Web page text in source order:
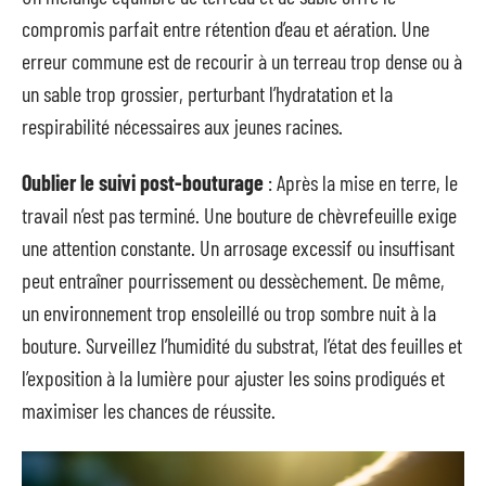
compromis parfait entre rétention d’eau et aération. Une
erreur commune est de recourir à un terreau trop dense ou à
un sable trop grossier, perturbant l’hydratation et la
respirabilité nécessaires aux jeunes racines.
Oublier le suivi post-bouturage : Après la mise en terre, le
travail n’est pas terminé. Une bouture de chèvrefeuille exige
une attention constante. Un arrosage excessif ou insuffisant
peut entraîner pourrissement ou dessèchement. De même,
un environnement trop ensoleillé ou trop sombre nuit à la
bouture. Surveillez l’humidité du substrat, l’état des feuilles et
l’exposition à la lumière pour ajuster les soins prodigués et
maximiser les chances de réussite.